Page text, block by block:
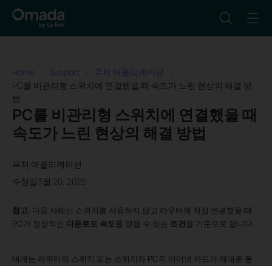
Home Support
유저 애플리케이션
PC를 비관리형 스위치에 연결했을 때 속도가 느린 현상의 해결 방
법
PC를 비관리형 스위치에 연결했을 때
속도가 느린 현상의 해결 방법
유저 애플리케이션
수정일3월 20, 2025
참고: 다음 사례는 스위치를 사용하지 않고 라우터에 직접 연결했을 때
PC가 정상적인 다운로드 속도를 얻을 수 있는 조건 을 기준으로 합니다.
대개는 라우터와 스위치 또는 스위치와 PC의 이더넷 카드가 제대로 통